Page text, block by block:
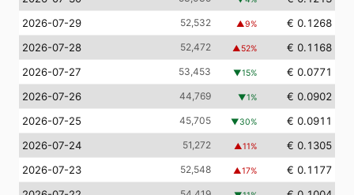
2026-07-29
52,532 ▲9%
€ 0.1268
2026-07-28
52,472 ▲52%
€ 0.1168
2026-07-27
53,453 ▼15%
€ 0.0771
2026-07-26
44,769 ▼1%
€ 0.0902
2026-07-25
45,705 ▼30%
€ 0.0911
2026-07-24
51,272 ▲11%
€ 0.1305
2026-07-23
52,548 ▲17%
€ 0.1177